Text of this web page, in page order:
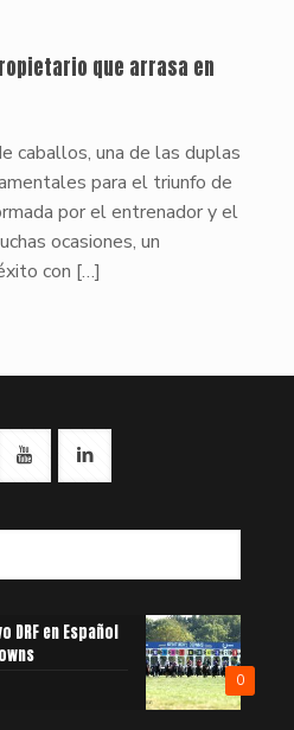
que arrasa en
caballos, una de las duplas
para el triunfo de
por el entrenador y el
ocasiones, un
con […]
0
en Español